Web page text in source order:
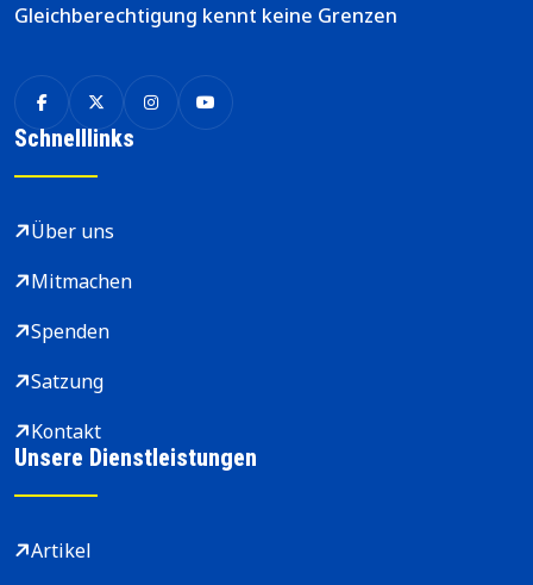
Gleichberechtigung kennt keine Grenzen
Schnelllinks
Über uns
Mitmachen
Spenden
Satzung
Kontakt
Unsere Dienstleistungen
Artikel